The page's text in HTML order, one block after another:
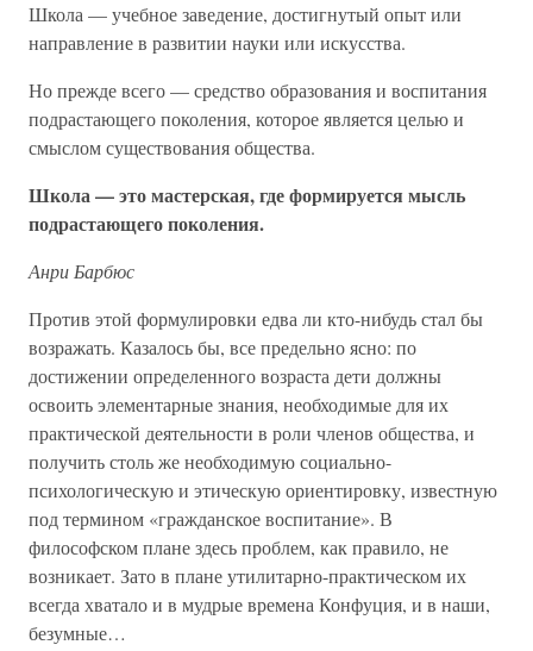
Школа — учебное заведение, достигнутый опыт или
направление в развитии науки или искусства.
Но прежде всего — средство образования и воспитания
подрастающего поколения, которое является целью и
смыслом существования общества.
Школа — это мастерская, где формируется мысль
подрастающего поколения.
Анри Барбюс
Против этой формулировки едва ли кто-нибудь стал бы
возражать. Казалось бы, все предельно ясно: по
достижении определенного возраста дети должны
освоить элементарные знания, необходимые для их
практической деятельности в роли членов общества, и
получить столь же необходимую социально-
психологическую и этическую ориентировку, известную
под термином «гражданское воспитание». В
философском плане здесь проблем, как правило, не
возникает. Зато в плане утилитарно-практическом их
всегда хватало и в мудрые времена Конфуция, и в наши,
безумные…